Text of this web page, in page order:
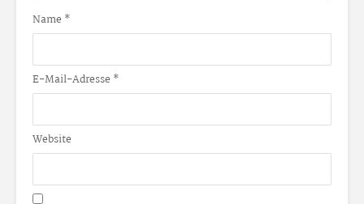
Name *
E-Mail-Adresse *
Website